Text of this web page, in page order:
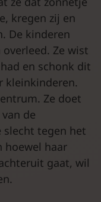
kregen zij en
De kinderen
Ze wist
en schonk dit
kleinkinderen.
Ze doet
de
slecht tegen het
hoewel haar
gaat, wil